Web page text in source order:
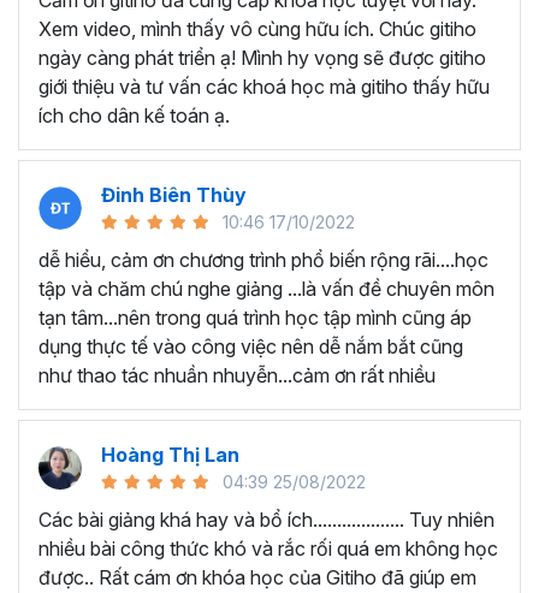
Học nhanh nhưng nhớ lâu bởi luôn có các bài tập
thực hành kèm với lý thuyết.
Các video bài giảng được xây dựng dựa trên các
chủ đề cụ thể, đồng thời chú trọng tối đa đến tính
ứng dụng cao. Đặc biệt, bộ videocác thủ thuật
khác, phù hợp với tất cả mọi đối tượng muốn tỏa
sáng nơi công sở với thủ thuật Excel nâng cao thông
minh và tạo kết quả bất ngờ trong công việc.
Bạn sẽ tự tin xử lý được mọi việc trên các công cụ
Excel một cách chuyên nghiệp giúp đẩy nhân được
tiến độ công việc, nâng cao hiệu suất làm việc lên
tới 5 lần.
Đặc biệt khiđăng ký khóa học EXG02học viên sẽ có cơ
hội nhận ưu đãi sở hữu trọn đời chỉ với
tác đăng ký khá đơn giản, bạn chỉ cần nhấn vào ĐĂNG
KÝ HỌC NGAY khóa học EXG08 trên gitiho.com là xong.
Nếu có bất cứ thắc mắc nào liên quan đến tớikhóa học
EXG02 - Thủ thuật Excel cập nhật hàng tuầnbạn hãy
Xem video, mình thấy vô cùng hữu ích. Chúc gitiho
ngày càng phát triển ạ! Mình hy vọng sẽ được gitiho
giới thiệu và tư vấn các khoá học mà gitiho thấy hữu
ích cho dân kế toán ạ.
Đinh Biên Thùy
10:46 17/10/2022
dễ hiểu, cảm ơn chương trình phổ biến rộng rãi....học
tập và chăm chú nghe giảng ...là vấn đề chuyên môn
tạn tâm...nên trong quá trình học tập mình cũng áp
dụng thực tế vào công việc nên dễ nắm bắt cũng
như thao tác nhuần nhuyễn...cảm ơn rất nhiều
Hoàng Thị Lan
04:39 25/08/2022
Các bài giảng khá hay và bổ ích................... Tuy nhiên
nhiều bài công thức khó và rắc rối quá em không học
được.. Rất cám ơn khóa học của Gitiho đã giúp em